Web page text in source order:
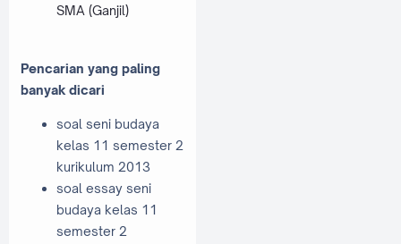
SMA (Ganjil)
Pencarian yang paling
banyak dicari
soal seni budaya
kelas 11 semester 2
kurikulum 2013
soal essay seni
budaya kelas 11
semester 2